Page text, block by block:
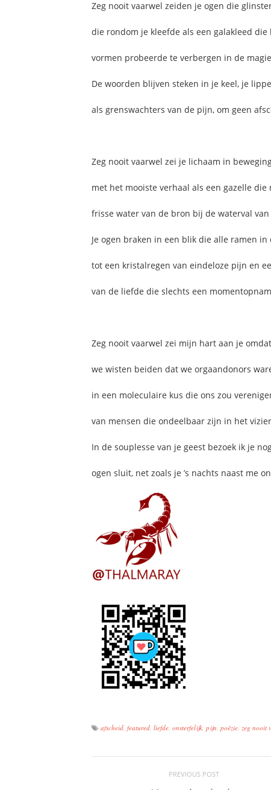
Zeg nooit vaarwel zeiden je ogen die
die rondom je kleefde als een galakleed
vormen probeerde te verbergen in de
De woorden blijven steken in je keel, je
als grenswachters van de pijn, om geen
Zeg nooit vaarwel zei je lichaam in
met het mooiste verhaal als een gazelle
frisse water van de bron bij de waterval
Je ogen braken in een blik die alle ramen
tot een kristalregen van eindeloze pijn en
van de liefde die slechts een
Zeg nooit vaarwel zei mijn hart aan je
we wisten beiden dat we orgaandonors
in een moleculaire kus die ons zou
van mensen die ondeelbaar zijn in het
In de souplesse van je geest bezoek ik je
ogen sluit, net zoals je ’s nachts naast me
afscheid, featured, liefde, onsterfelijk, pijn, poëzie, zeg nooit
PREVIOUS POST